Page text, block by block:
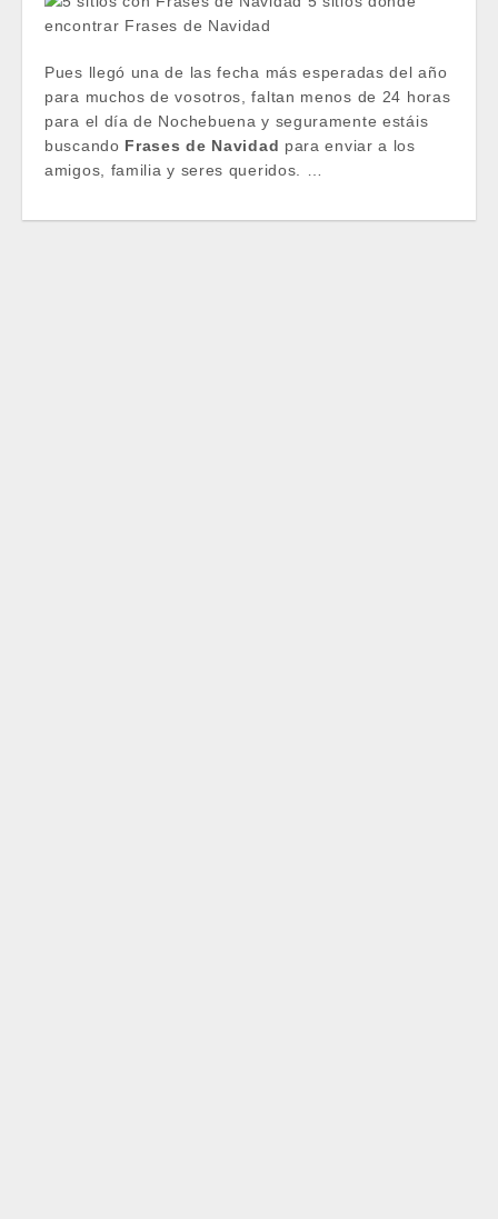
Pues llegó una de las fecha más esperadas del año
para muchos de vosotros, faltan menos de 24 horas
para el día de Nochebuena y seguramente estáis
buscando Frases de Navidad para enviar a los
amigos, familia y seres queridos. …